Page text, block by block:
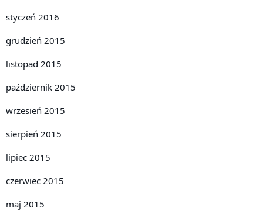
styczeń 2016
grudzień 2015
listopad 2015
październik 2015
wrzesień 2015
sierpień 2015
lipiec 2015
czerwiec 2015
maj 2015